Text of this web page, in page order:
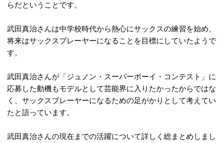
らだということです。
武田真治さんは中学校時代から熱心にサックスの練習を始め、
将来はサックスプレーヤーになることを目標にしていたようで
す。
武田真治さんが「ジュノン・スーパーボーイ・コンテスト」に
応募した動機もモデルとして芸能界に入りたかったからではな
く、サックスプレーヤーになるための足がかりとして考えてい
たと語っています。
武田真治さんの現在までの活躍について詳しく総まとめしまし